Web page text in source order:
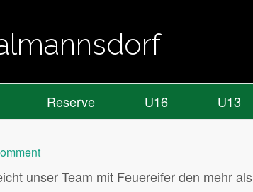
Reserve U16 U13
unser Team mit Feuereifer den mehr als